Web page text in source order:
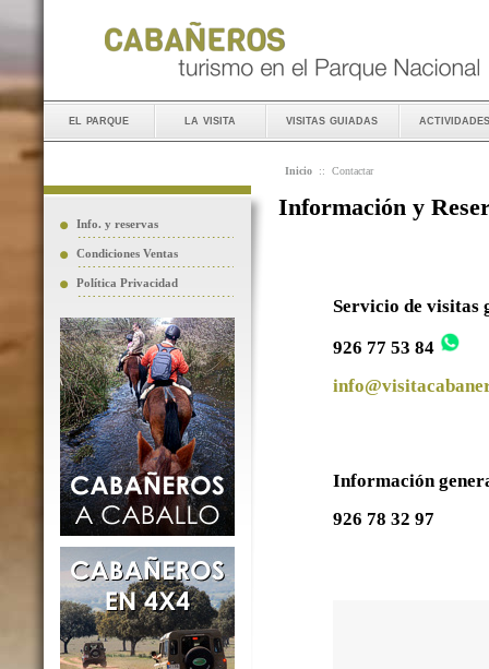
el parque la visita visitas guiadas actividades
Info. y reservas
Condiciones Ventas
Política Privacidad
Inicio :: Contactar
Información y
Servicio de visitas
926 77 53 84
Información
926 78 32 97